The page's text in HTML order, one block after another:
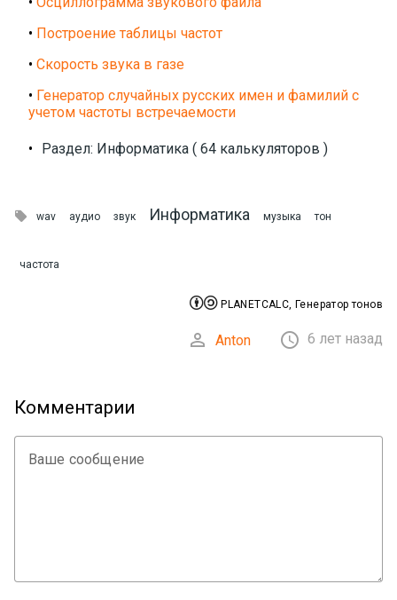
• Построение таблицы частот
• Скорость звука в газе
• Генератор случайных русских имен и фамилий с
учетом частоты встречаемости
• Раздел: Информатика ( 64 калькуляторов )
 wav аудио звук Информатика музыка тон
частота
PLANETCALC, Генератор тонов
 Anton  6 лет назад
Комментарии
Ваше сообщение